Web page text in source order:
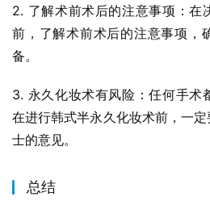
2. 了解术前术后的注意事项：在
前，了解术前术后的注意事项，
备。
3. 永久化妆术有风险：任何手术
在进行韩式半永久化妆术前，一
士的意见。
总结